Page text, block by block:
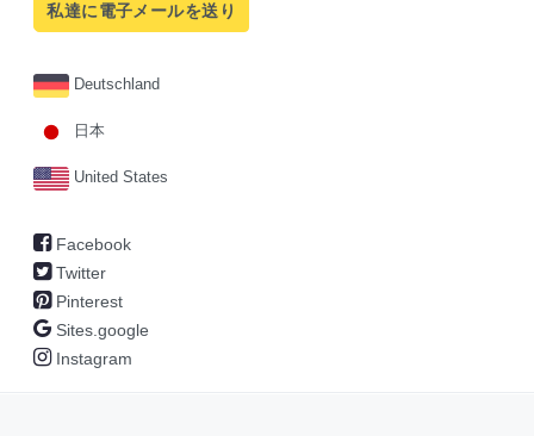
私達に電子メールを送り
Deutschland
日本
United States
Facebook
Twitter
Pinterest
Sites.google
Instagram